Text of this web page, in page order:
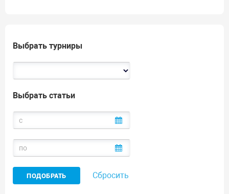
Выбрать турниры
Выбрать статьи
Сбросить